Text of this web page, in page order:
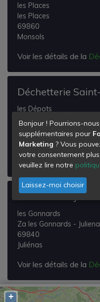
les Places
les Places
69860
Monsols
Voir les détails de la
Déchetterie
les Dépots
69430
Saint-Didier-sur-Beaujeu
Voir les détails de la
beaujeu
Déchetterie
les Gonnards
Za les Gonnards -
69840
Juliénas
Voir les détails de la
+
Bonjour ! Pourrions-
supplémentaires pour
Marketing ? Vous
votre consentement
veuillez lire notre
Laissez-moi choisir